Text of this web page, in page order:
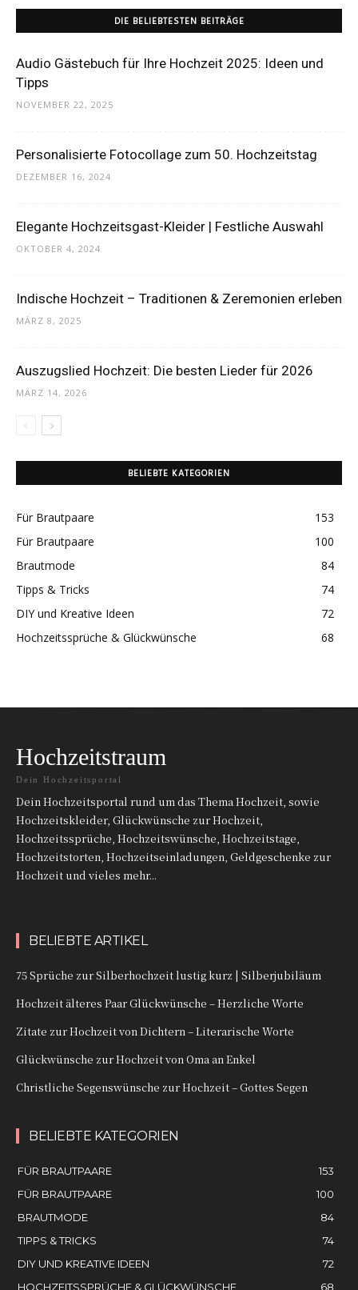
DIE BELIEBTESTEN BEITRÄGE
Audio Gästebuch für Ihre Hochzeit 2025: Ideen und
Tipps
NOVEMBER 22, 2025
Personalisierte Fotocollage zum 50. Hochzeitstag
DEZEMBER 16, 2024
Elegante Hochzeitsgast-Kleider | Festliche Auswahl
OKTOBER 4, 2024
Indische Hochzeit – Traditionen & Zeremonien erleben
MÄRZ 8, 2025
Auszugslied Hochzeit: Die besten Lieder für 2026
MÄRZ 14, 2026
BELIEBTE KATEGORIEN
Für Brautpaare
153
Für Brautpaare
100
Brautmode
84
Tipps & Tricks
74
DIY und Kreative Ideen
72
Hochzeitssprüche & Glückwünsche
68
Hochzeitstraum
Dein Hochzeitsportal
Dein Hochzeitsportal rund um das Thema Hochzeit, sowie
Hochzeitskleider, Glückwünsche zur Hochzeit,
Hochzeitssprüche, Hochzeitswünsche, Hochzeitstage,
Hochzeitstorten, Hochzeitseinladungen, Geldgeschenke zur
Hochzeit und vieles mehr...
BELIEBTE ARTIKEL
75 Sprüche zur Silberhochzeit lustig kurz | Silberjubiläum
Hochzeit älteres Paar Glückwünsche – Herzliche Worte
Zitate zur Hochzeit von Dichtern – Literarische Worte
Glückwünsche zur Hochzeit von Oma an Enkel
Christliche Segenswünsche zur Hochzeit – Gottes Segen
BELIEBTE KATEGORIEN
FÜR BRAUTPAARE
153
FÜR BRAUTPAARE
100
BRAUTMODE
84
TIPPS & TRICKS
74
DIY UND KREATIVE IDEEN
72
HOCHZEITSSPRÜCHE & GLÜCKWÜNSCHE
68